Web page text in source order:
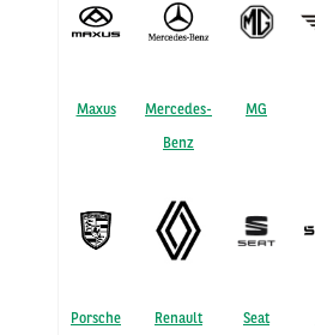
Maxus
Mercedes-
Benz
MG
Porsche Renault Seat